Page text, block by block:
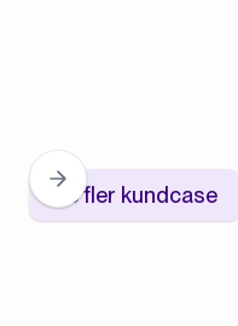
Se fler kundcase